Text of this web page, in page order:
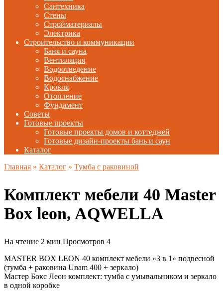
Сантехника
Стены
Стройматериалы
Электрика
Строительство и коммуникации
Баня и сауна
Вентиляция
Водоотведение
Водоснабжение
Кровля
Отопление
Фундамент
Советы
Готовые проекты
Готовые проекты домов и коттеджей
Готовые дизайн-проекты бань и саун
Каталог
Главная » Каталог » Тумба с раковиной
Комплект мебели 40 Master
Box leon, AQWELLA
На чтение 2 мин Просмотров 4
MASTER BOX LEON 40 комплект мебели «3 в 1» подвесной
(тумба + раковина Unam 400 + зеркало)
Мастер Бокс Леон комплект: тумба с умывальником и зеркало
в одной коробке